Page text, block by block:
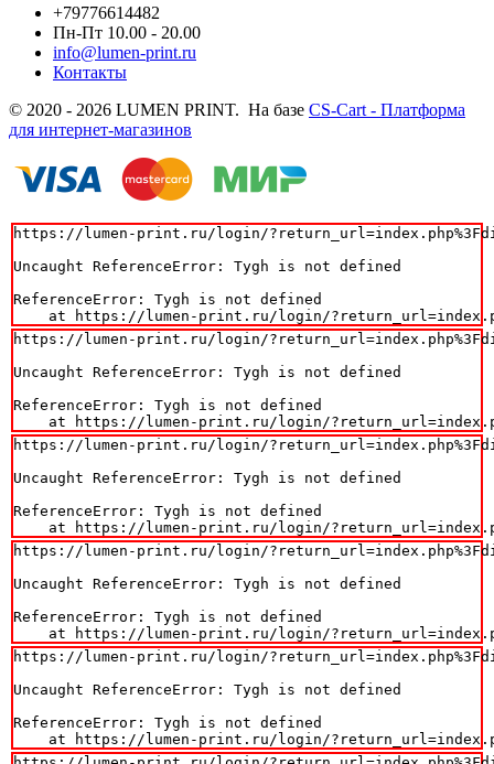
+79776614482
Пн-Пт 10.00 - 20.00
info@lumen-print.ru
Контакты
© 2020 - 2026 LUMEN PRINT. На базе CS-Cart - Платформа
для интернет-магазинов
https://lumen-print.ru/login/
Uncaught ReferenceError: Tygh is not defined
ReferenceError: Tygh is not defined
at https://lumen-print.ru/login/
https://lumen-print.ru/login/
Uncaught ReferenceError: Tygh is not defined
ReferenceError: Tygh is not defined
at https://lumen-print.ru/login/
https://lumen-print.ru/login/
Uncaught ReferenceError: Tygh is not defined
ReferenceError: Tygh is not defined
at https://lumen-print.ru/login/
https://lumen-print.ru/login/
Uncaught ReferenceError: Tygh is not defined
ReferenceError: Tygh is not defined
at https://lumen-print.ru/login/
https://lumen-print.ru/login/
Uncaught ReferenceError: Tygh is not defined
ReferenceError: Tygh is not defined
at https://lumen-print.ru/login/